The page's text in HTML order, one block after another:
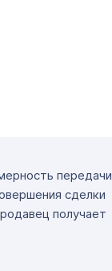
передачи
сделки
получает